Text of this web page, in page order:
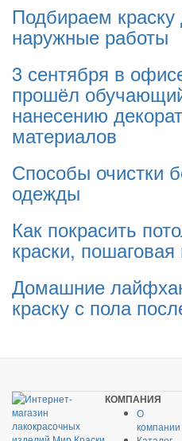
Подбираем
наружные работы
3 сентября в
прошёл
нанесению
материалов
Способы очистки
одежды
Как покрасить
краски, пошаговая
Домашние
краску с пола
КОМПАНИЯ
О
компании